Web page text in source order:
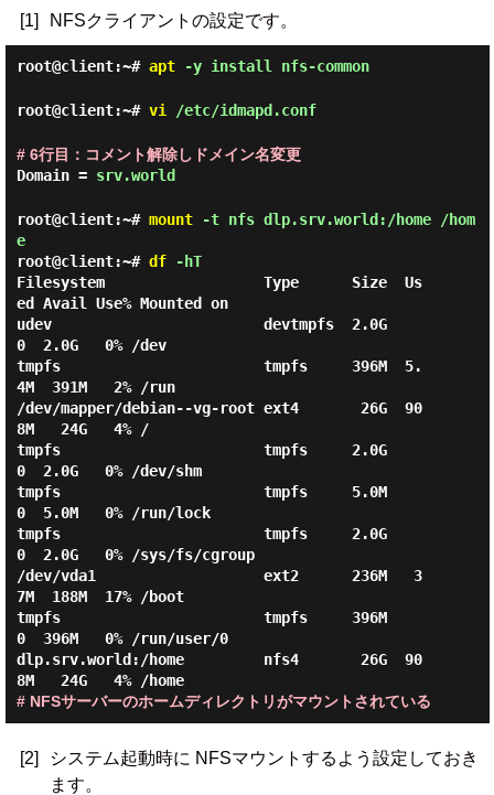
[1] NFSクライアントの設定です。
root@client:~# apt-y install nfs-common
root@client:~# vi /etc/idmapd.conf
# 6行目：コメント解除しドメイン名変更
Domain = srv.world
root@client:~# mount-t nfs dlp.srv.world:/home /hom
e
root@client:~# df-hT
Filesystem                  Type      Size  Us
ed Avail Use% Mounted on
udev                        devtmpfs  2.0G
0  2.0G   0% /dev
tmpfs                       tmpfs     396M  5.
4M  391M   2% /run
/dev/mapper/debian--vg-root ext4       26G  90
8M   24G   4% /
tmpfs                       tmpfs     2.0G
0  2.0G   0% /dev/shm
tmpfs                       tmpfs     5.0M
0  5.0M   0% /run/lock
tmpfs                       tmpfs     2.0G
0  2.0G   0% /sys/fs/cgroup
/dev/vda1                   ext2      236M   3
7M  188M  17% /boot
tmpfs                       tmpfs     396M
0  396M   0% /run/user/0
dlp.srv.world:/home         nfs4       26G  90
8M   24G   4% /home
# NFSサーバーのホームディレクトリがマウントされている
[2]
システム起動時に NFSマウントするよう設定しておき
ます。